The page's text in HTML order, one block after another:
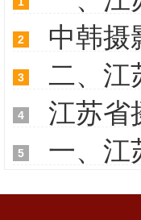
2 中韩摄
3 二、江
4 江苏
5 一、江